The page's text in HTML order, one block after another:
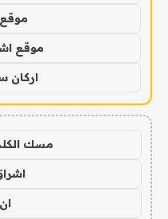
موقع
اركان
مسك